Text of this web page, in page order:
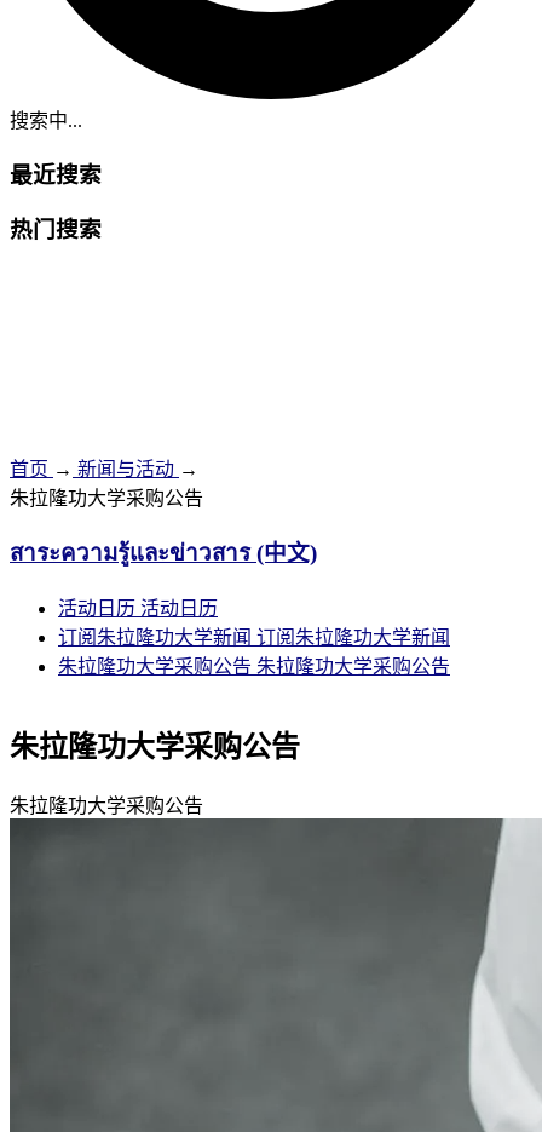
搜索中...
最近搜索
热门搜索
首页 → 新闻与活动 →
朱拉隆功大学采购公告
สาระความรู้และข่าวสาร (中文)
活动日历 活动日历
订阅朱拉隆功大学新闻 订阅朱拉隆功大学新闻
朱拉隆功大学采购公告 朱拉隆功大学采购公告
朱拉隆功大学采购公告
朱拉隆功大学采购公告